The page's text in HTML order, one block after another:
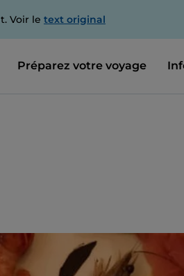
Voir le text original
Préparez votre voyage